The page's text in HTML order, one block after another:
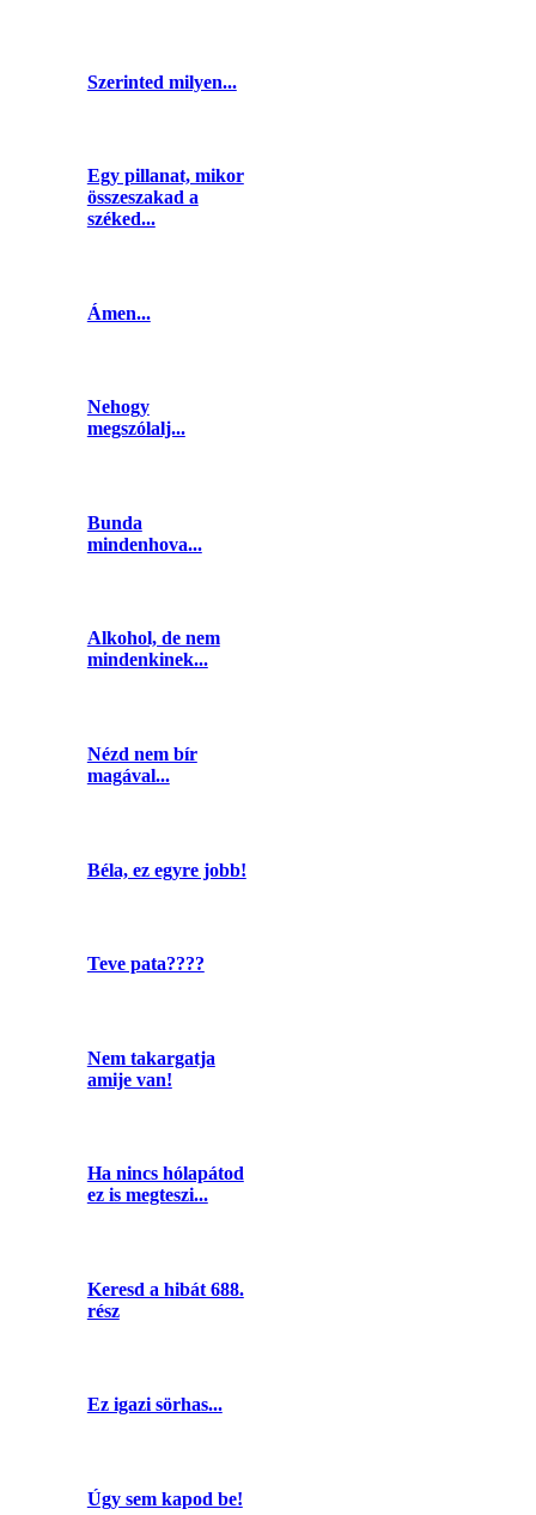
Szerinted milyen...
Egy pillanat, mikor
összeszakad a
széked...
Ámen...
Nehogy
megszólalj...
Bunda
mindenhova...
Alkohol, de nem
mindenkinek...
Nézd nem bír
magával...
Béla, ez egyre jobb!
Teve pata????
Nem takargatja
amije van!
Ha nincs hólapátod
ez is megteszi...
Keresd a hibát 688.
rész
Ez igazi sörhas...
Úgy sem kapod be!